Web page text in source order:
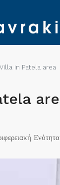
Villa in Patela area